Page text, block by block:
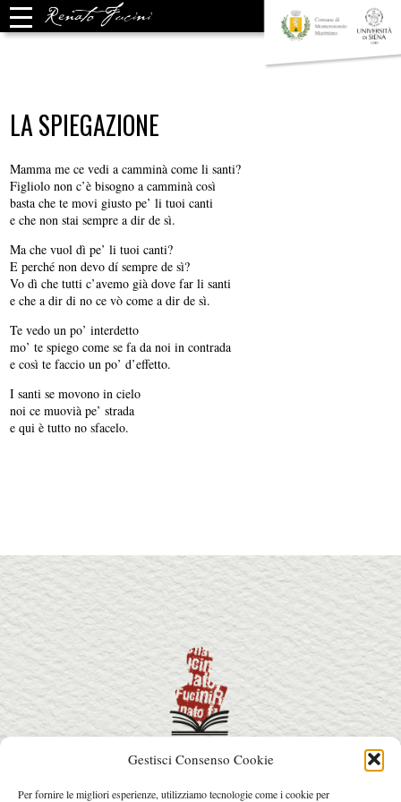
Gestisci Consenso Cookie
Per fornire le migliori esperienze, utilizziamo tecnologie come i cookie per
LA SPIEGAZIONE
Mamma me ce vedi a camminà come li santi?
Figliolo non c’è bisogno a camminà così
basta che te movi giusto pe’ li tuoi canti
e che non stai sempre a dir de sì.
Ma che vuol dì pe’ li tuoi canti?
E perché non devo dí sempre de sì?
Vo dì che tutti c’avemo già dove far li santi
e che a dir di no ce vò come a dir de sì.
Te vedo un po’ interdetto
mo’ te spiego come se fa da noi in contrada
e così te faccio un po’ d’effetto.
I santi se movono in cielo
noi ce muovià pe’ strada
e qui è tutto no sfacelo.
info@premiorenatofucini.it